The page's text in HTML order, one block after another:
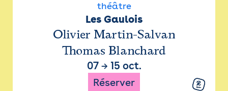
théâtre
Les Gaulois
Olivier Martin-Salvan
Thomas Blanchard
07→ 15 oct.
Réserver